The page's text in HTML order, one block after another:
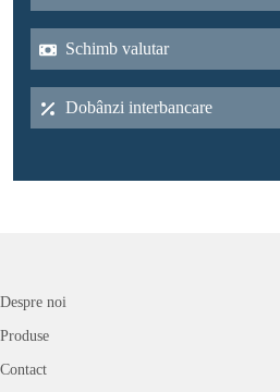
Schimb valutar
Dobânzi interbancare
Despre noi
Produse
Contact